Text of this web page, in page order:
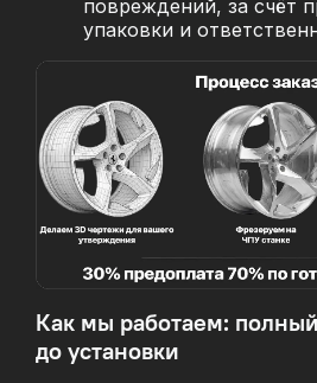
повреждений, за счёт
упаковки и
Как мы работаем:
до установки